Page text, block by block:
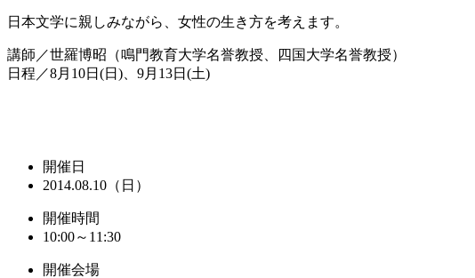
日本文学に親しみながら、女性の生き方を考えます。
講師／世羅博昭（鳴門教育大学名誉教授、四国大学名誉教授）
日程／8月10日(日)、9月13日(土)
開催日
2014.08.10（日）
開催時間
10:00～11:30
開催会場